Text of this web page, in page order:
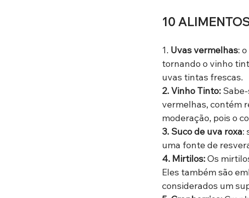
10
1. Uvas vermelhas:
tornando o vinho
uvas tintas frescas.
2. Vinho Tinto:
vermelhas, contém
moderação, pois o
3. Suco de uva roxa:
uma fonte de
4. Mirtilos: Os
Eles também são
considerados um